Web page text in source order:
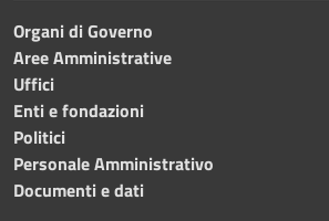
Organi di Governo
Aree Amministrative
Uffici
Enti e fondazioni
Politici
Personale Amministrativo
Documenti e dati